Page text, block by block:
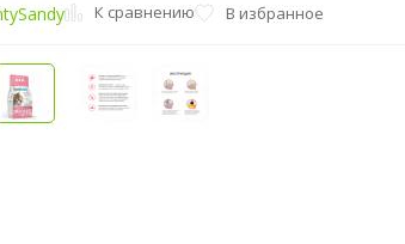
К сравнению В избранное